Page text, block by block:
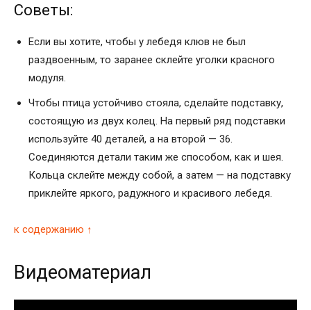
Советы:
Если вы хотите, чтобы у лебедя клюв не был
раздвоенным, то заранее склейте уголки красного
модуля.
Чтобы птица устойчиво стояла, сделайте подставку,
состоящую из двух колец. На первый ряд подставки
используйте 40 деталей, а на второй — 36.
Соединяются детали таким же способом, как и шея.
Кольца склейте между собой, а затем — на подставку
приклейте яркого, радужного и красивого лебедя.
к содержанию ↑
Видеоматериал